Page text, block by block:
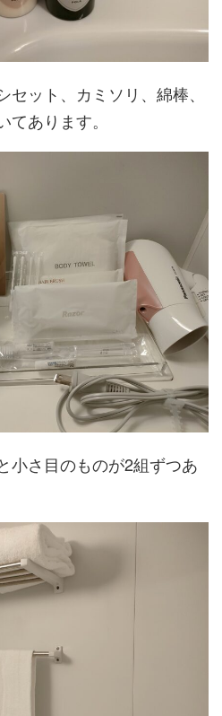
ット、カミソリ、綿棒、
あります。
小さ目のものが2組ずつあ